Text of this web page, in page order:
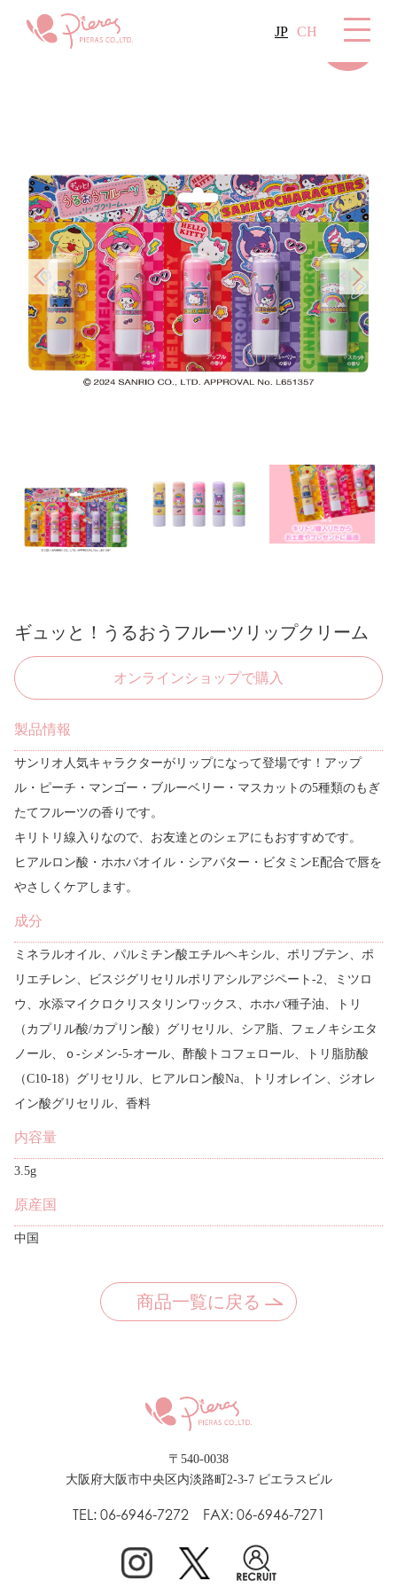
JP CH
ギュッと！うるおうフルーツリップクリーム
オンラインショップで購入
製品情報
サンリオ人気キャラクターがリップになって登場です！アップ
ル・ピーチ・マンゴー・ブルーベリー・マスカットの5種類のもぎ
たてフルーツの香りです。
キリトリ線入りなので、お友達とのシェアにもおすすめです。
ヒアルロン酸・ホホバオイル・シアバター・ビタミンE配合で唇を
やさしくケアします。
成分
ミネラルオイル、パルミチン酸エチルヘキシル、ポリブテン、ポ
リエチレン、ビスジグリセリルポリアシルアジペート-2、ミツロ
ウ、水添マイクロクリスタリンワックス、ホホバ種子油、トリ
（カプリル酸/カプリン酸）グリセリル、シア脂、フェノキシエタ
ノール、ｏ-シメン-5-オール、酢酸トコフェロール、トリ脂肪酸
（C10-18）グリセリル、ヒアルロン酸Na、トリオレイン、ジオレ
イン酸グリセリル、香料
内容量
3.5g
原産国
中国
商品一覧に戻る
〒540-0038
大阪府大阪市中央区内淡路町2-3-7 ピエラスビル
TEL: 06-6946-7272 FAX: 06-6946-7271